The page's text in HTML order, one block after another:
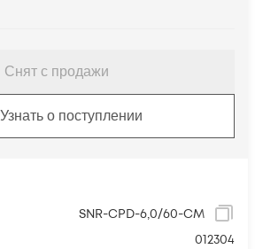
SNR-CPD-6,0/60-CM
012304
Снят с продажи
Узнать о поступлении